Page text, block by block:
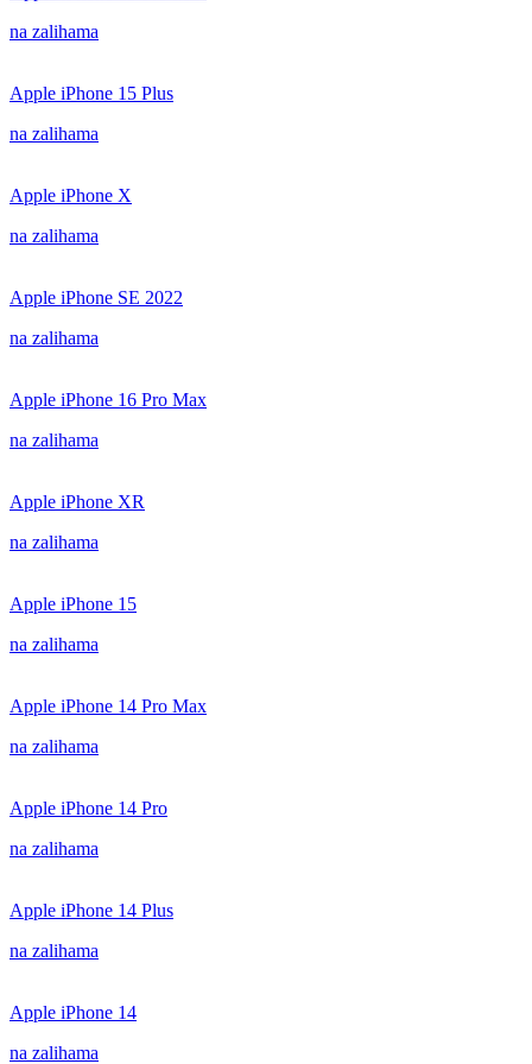
na zalihama
Apple iPhone 15 Plus
na zalihama
Apple iPhone X
na zalihama
Apple iPhone SE 2022
na zalihama
Apple iPhone 16 Pro Max
na zalihama
Apple iPhone XR
na zalihama
Apple iPhone 15
na zalihama
Apple iPhone 14 Pro Max
na zalihama
Apple iPhone 14 Pro
na zalihama
Apple iPhone 14 Plus
na zalihama
Apple iPhone 14
na zalihama